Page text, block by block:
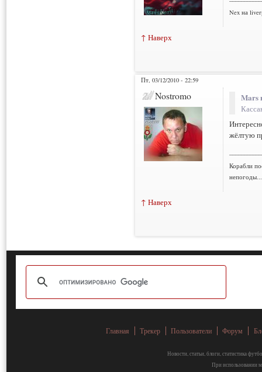
Nex на
↑ Наверх
Пт, 03/12/2010 - 22:59
Nostromo Mars
жёлтую
Корабли
↑ Наверх
Главная Трекер Пользователи Форум
Новости, статьи, блоги, статистика
При использовании